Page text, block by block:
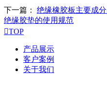
下一篇： 绝缘橡胶板主要成
绝缘胶垫的使用规范
TOP
产品展示
客户案例
关于我们